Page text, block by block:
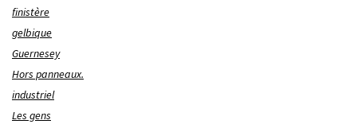
finistère
gelbique
Guernesey
Hors panneaux.
industriel
Les gens